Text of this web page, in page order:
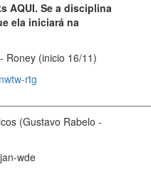
AQUI. Se a disciplina
ela iniciará na
Roney (inicio 16/11)
rtg
(Gustavo Rabelo -
wde